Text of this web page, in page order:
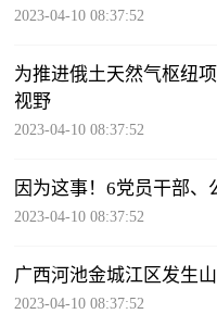
2023-04-10 08:37:52
为推进俄土天然气枢纽
视野
2023-04-10 08:37:52
因为这事！6党员干部
2023-04-10 08:37:52
广西河池金城江区发生
2023-04-10 08:37:52